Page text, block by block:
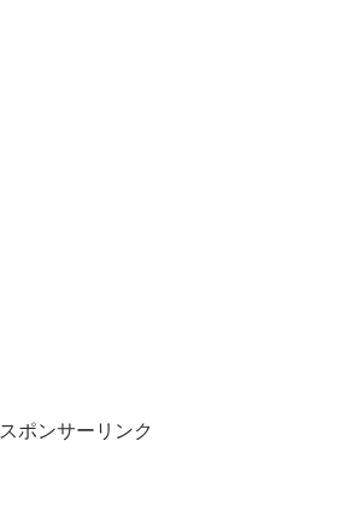
スポンサーリンク